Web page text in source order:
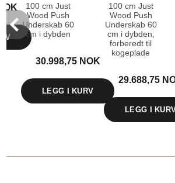
100 cm Just
Wood Push
Underskab 60
cm i dybden
30.998,75 NOK
LEGG I KURV
100 cm Just
Wood Push
Underskab 60
cm i dybden,
forberedt til
kogeplade
29.688,75
LEGG I